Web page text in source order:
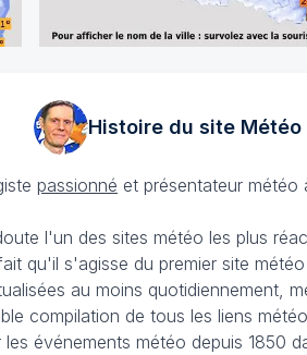
Histoire du site Météo
passionné et présentateur
l'un des sites météo les plus
qu'il s'agisse du premier site
au moins quotidiennement,
compilation de tous les liens
les événements météo depuis 1850